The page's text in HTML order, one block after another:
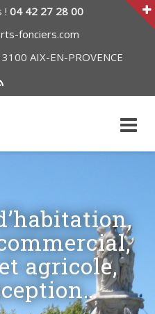
! 04 42 27 28 00
fonciers.com
AIX-EN-PROVENCE
agricole,